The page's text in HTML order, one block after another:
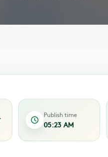
Publish time
05:23 AM